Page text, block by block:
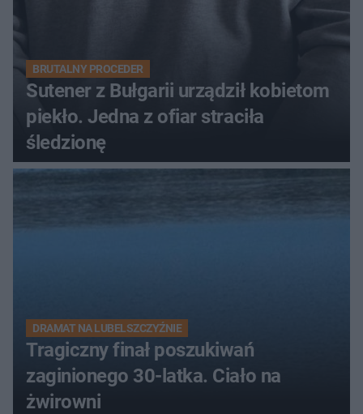
BRUTALNY PROCEDER
Sutener z Bułgarii urządził kobietom
piekło. Jedna z ofiar straciła
śledzionę
DRAMAT NA LUBELSZCZYŹNIE
Tragiczny finał poszukiwań
zaginionego 30-latka. Ciało na
żwirowni